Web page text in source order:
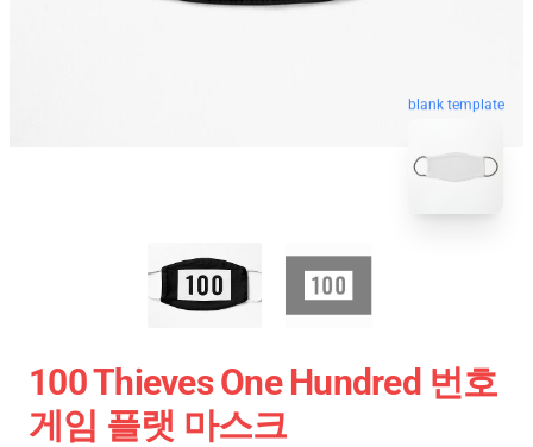
blank template
100 Thieves One Hundred 번호
게임 플랫 마스크